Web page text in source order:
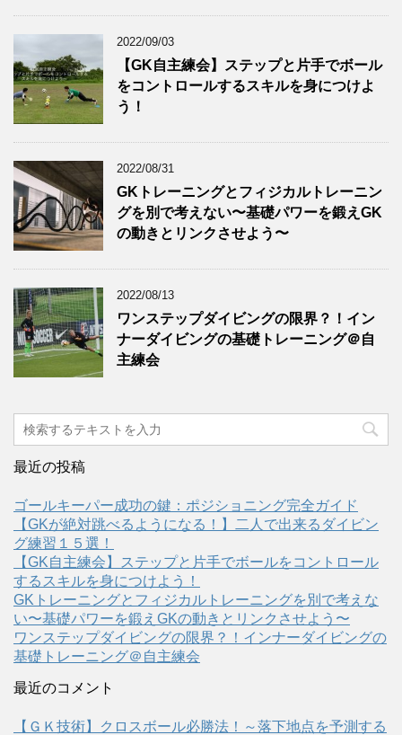
2022/09/03
【GK自主練会】ステップと片手でボール
をコントロールするスキルを身につけよ
う！
2022/08/31
GKトレーニングとフィジカルトレーニン
グを別で考えない〜基礎パワーを鍛えGK
の動きとリンクさせよう〜
2022/08/13
ワンステップダイビングの限界？！イン
ナーダイビングの基礎トレーニング＠自
主練会
最近の投稿
ゴールキーパー成功の鍵：ポジショニング完全ガイド
【GKが絶対跳べるようになる！】二人で出来るダイビン
グ練習１５選！
【GK自主練会】ステップと片手でボールをコントロール
するスキルを身につけよう！
GKトレーニングとフィジカルトレーニングを別で考えな
い〜基礎パワーを鍛えGKの動きとリンクさせよう〜
ワンステップダイビングの限界？！インナーダイビングの
基礎トレーニング＠自主練会
最近のコメント
【ＧＫ技術】クロスボール必勝法！～落下地点を予測する